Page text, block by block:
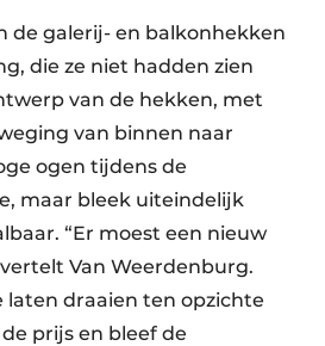
de galerij- en balkonhekken
die ze niet hadden zien
van de hekken, met
van binnen naar
ogen tijdens de
maar bleek uiteindelijk
“Er moest een nieuw
Van Weerdenburg.
laten draaien ten opzichte
prijs en bleef de